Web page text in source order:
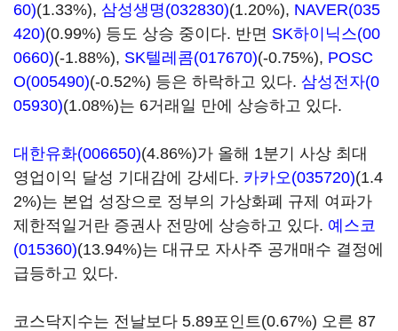
60)(1.33%), 삼성생명(032830)(1.20%), NAVER(035
420)(0.99%) 등도 상승 중이다. 반면 SK하이닉스(00
0660)(-1.88%), SK텔레콤(017670)(-0.75%), POSC
O(005490)(-0.52%) 등은 하락하고 있다. 삼성전자(0
05930)(1.08%)는 6거래일 만에 상승하고 있다.
대한유화(006650)(4.86%)가 올해 1분기 사상 최대
영업이익 달성 기대감에 강세다. 카카오(035720)(1.4
2%)는 본업 성장으로 정부의 가상화폐 규제 여파가
제한적일거란 증권사 전망에 상승하고 있다. 예스코
(015360)(13.94%)는 대규모 자사주 공개매수 결정에
급등하고 있다.
코스닥지수는 전날보다 5.89포인트(0.67%) 오른 87